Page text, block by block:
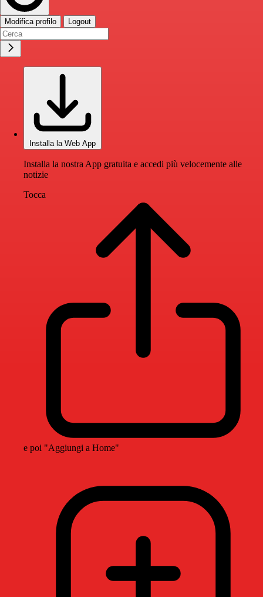
Modifica profilo Logout
Installa la Web App
Installa la nostra App gratuita e accedi più velocemente alle
notizie
Tocca
e poi "Aggiungi a Home"